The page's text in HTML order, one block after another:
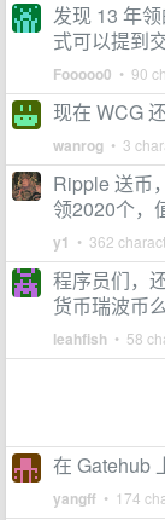
发现 13 年
式可以提到
Fooooo0 • 90
现在 WCG
wanrog • 3
Ripple 送币
领2020个，
y1 • 362
程序员们，
货币瑞波币
leahfish • 58
在 Gatehub
yangff • 174